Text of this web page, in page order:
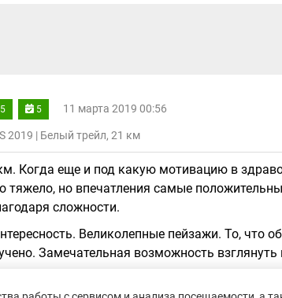
5 5 11 марта 2019 00:56
2019 | Белый трейл, 21 км
Когда еще и под какую мотивацию в
тяжело, но впечатления самые
сложности.
Великолепные пейзажи. То, что
Замечательная возможность
и издалека оценить вид на город с моря.